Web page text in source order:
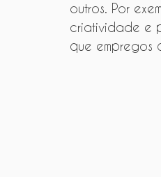
outros. Por
criatividade e
que empregos